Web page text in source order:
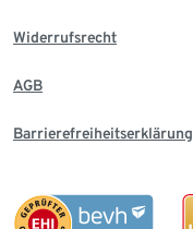
Widerrufsrecht
AGB
Barrierefreiheitserklärung